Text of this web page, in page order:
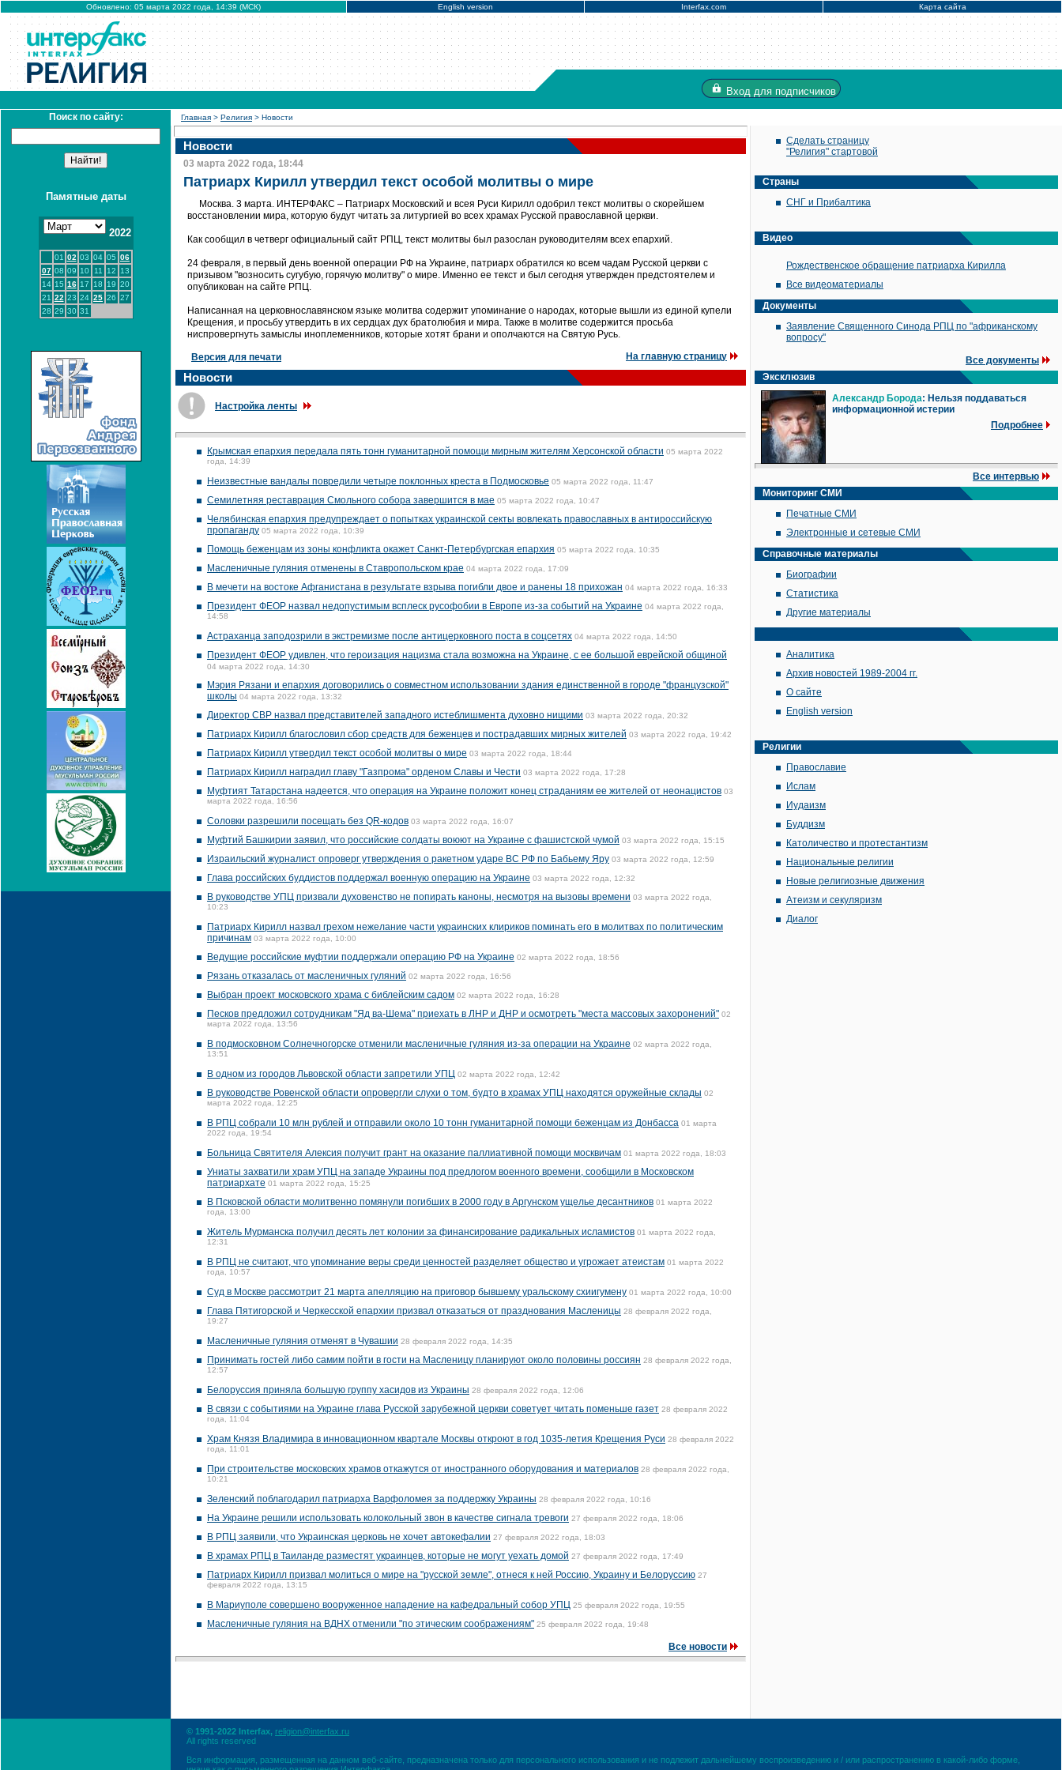
Обновлено: 05 марта 2022 года, 14:39 (МСК) English version Interfax.com Карта сайта
Вход для подписчиков
Поиск по сайту:
Памятные даты
2022
01 02 03 04 05 06
07 08 09 10 11 12
13
14 15 16 17 18 19 20
21 22 23 24 25 26 27
28 29 30 31
Главная > Религия > Новости
Новости
03 марта 2022 года, 18:44
Патриарх Кирилл утвердил текст особой молитвы о мире
Москва. 3 марта. ИНТЕРФАКС – Патриарх Московский и всея Руси Кирилл одобрил текст молитвы о скорейшем
восстановлении мира, которую будут читать за литургией во всех храмах Русской православной церкви.
Как сообщил в четверг официальный сайт РПЦ, текст молитвы был разослан руководителям всех епархий.
24 февраля, в первый день военной операции РФ на Украине, патриарх обратился ко всем чадам Русской церкви с
призывом "возносить сугубую, горячую молитву" о мире. Именно ее текст и был сегодня утвержден предстоятелем и
опубликован на сайте РПЦ.
Написанная на церковнославянском языке молитва содержит упоминание о народах, которые вышли из единой купели
Крещения, и просьбу утвердить в их сердцах дух братолюбия и мира. Также в молитве содержится просьба
ниспровергнуть замыслы иноплеменников, которые хотят брани и ополчаются на Святую Русь.
Версия для печати На главную страницу
Новости
Настройка ленты
Крымская епархия передала пять тонн гуманитарной помощи мирным жителям Херсонской области 05 марта 2022
года, 14:39
Неизвестные вандалы повредили четыре поклонных креста в Подмосковье 05 марта 2022 года, 11:47
Семилетняя реставрация Смольного собора завершится в мае 05 марта 2022 года, 10:47
Челябинская епархия предупреждает о попытках украинской секты вовлекать православных в антироссийскую
пропаганду 05 марта 2022 года, 10:39
Помощь беженцам из зоны конфликта окажет Санкт-Петербургская епархия 05 марта 2022 года, 10:35
Масленичные гуляния отменены в Ставропольском крае 04 марта 2022 года, 17:09
В мечети на востоке Афганистана в результате взрыва погибли двое и ранены 18 прихожан 04 марта 2022 года, 16:33
Президент ФЕОР назвал недопустимым всплеск русофобии в Европе из-за событий на Украине 04 марта 2022 года,
14:58
Астраханца заподозрили в экстремизме после антицерковного поста в соцсетях 04 марта 2022 года, 14:50
Президент ФЕОР удивлен, что героизация нацизма стала возможна на Украине, с ее большой еврейской общиной
04 марта 2022 года, 14:30
Мэрия Рязани и епархия договорились о совместном использовании здания единственной в городе "французской"
школы 04 марта 2022 года, 13:32
Директор СВР назвал представителей западного истеблишмента духовно нищими 03 марта 2022 года, 20:32
Патриарх Кирилл благословил сбор средств для беженцев и пострадавших мирных жителей 03 марта 2022 года, 19:42
Патриарх Кирилл утвердил текст особой молитвы о мире 03 марта 2022 года, 18:44
Патриарх Кирилл наградил главу "Газпрома" орденом Славы и Чести 03 марта 2022 года, 17:28
Муфтият Татарстана надеется, что операция на Украине положит конец страданиям ее жителей от неонацистов 03
марта 2022 года, 16:56
Соловки разрешили посещать без QR-кодов 03 марта 2022 года, 16:07
Муфтий Башкирии заявил, что российские солдаты воюют на Украине с фашистской чумой 03 марта 2022 года, 15:15
Израильский журналист опроверг утверждения о ракетном ударе ВС РФ по Бабьему Яру 03 марта 2022 года, 12:59
Глава российских буддистов поддержал военную операцию на Украине 03 марта 2022 года, 12:32
В руководстве УПЦ призвали духовенство не попирать каноны, несмотря на вызовы времени 03 марта 2022 года,
10:23
Патриарх Кирилл назвал грехом нежелание части украинских клириков поминать его в молитвах по политическим
причинам 03 марта 2022 года, 10:00
Ведущие российские муфтии поддержали операцию РФ на Украине 02 марта 2022 года, 18:56
Рязань отказалась от масленичных гуляний 02 марта 2022 года, 16:56
Выбран проект московского храма с библейским садом 02 марта 2022 года, 16:28
Песков предложил сотрудникам "Яд ва-Шема" приехать в ЛНР и ДНР и осмотреть "места массовых захоронений" 02
марта 2022 года, 13:56
В подмосковном Солнечногорске отменили масленичные гуляния из-за операции на Украине 02 марта 2022 года,
13:51
В одном из городов Львовской области запретили УПЦ 02 марта 2022 года, 12:42
В руководстве Ровенской области опровергли слухи о том, будто в храмах УПЦ находятся оружейные склады 02
марта 2022 года, 12:25
В РПЦ собрали 10 млн рублей и отправили около 10 тонн гуманитарной помощи беженцам из Донбасса 01 марта
2022 года, 19:54
Больница Святителя Алексия получит грант на оказание паллиативной помощи москвичам 01 марта 2022 года, 18:03
Униаты захватили храм УПЦ на западе Украины под предлогом военного времени, сообщили в Московском
патриархате 01 марта 2022 года, 15:25
В Псковской области молитвенно помянули погибших в 2000 году в Аргунском ущелье десантников 01 марта 2022
года, 13:00
Житель Мурманска получил десять лет колонии за финансирование радикальных исламистов 01 марта 2022 года,
12:31
В РПЦ не считают, что упоминание веры среди ценностей разделяет общество и угрожает атеистам 01 марта 2022
года, 10:57
Суд в Москве рассмотрит 21 марта апелляцию на приговор бывшему уральскому схиигумену 01 марта 2022 года, 10:00
Глава Пятигорской и Черкесской епархии призвал отказаться от празднования Масленицы 28 февраля 2022 года,
19:27
Масленичные гуляния отменят в Чувашии 28 февраля 2022 года, 14:35
Принимать гостей либо самим пойти в гости на Масленицу планируют около половины россиян 28 февраля 2022 года,
12:57
Белоруссия приняла большую группу хасидов из Украины 28 февраля 2022 года, 12:06
В связи с событиями на Украине глава Русской зарубежной церкви советует читать поменьше газет 28 февраля 2022
года, 11:04
Храм Князя Владимира в инновационном квартале Москвы откроют в год 1035-летия Крещения Руси 28 февраля 2022
года, 11:01
При строительстве московских храмов откажутся от иностранного оборудования и материалов 28 февраля 2022 года,
10:21
Зеленский поблагодарил патриарха Варфоломея за поддержку Украины 28 февраля 2022 года, 10:16
На Украине решили использовать колокольный звон в качестве сигнала тревоги 27 февраля 2022 года, 18:06
В РПЦ заявили, что Украинская церковь не хочет автокефалии 27 февраля 2022 года, 18:03
В храмах РПЦ в Таиланде разместят украинцев, которые не могут уехать домой 27 февраля 2022 года, 17:49
Патриарх Кирилл призвал молиться о мире на "русской земле", отнеся к ней Россию, Украину и Белоруссию 27
февраля 2022 года, 13:15
В Мариуполе совершено вооруженное нападение на кафедральный собор УПЦ 25 февраля 2022 года, 19:55
Масленичные гуляния на ВДНХ отменили "по этическим соображениям" 25 февраля 2022 года, 19:48
Все новости
Сделать страницу
"Религия" стартовой
Страны
СНГ и Прибалтика
Видео
Рождественское обращение патриарха Кирилла
Все видеоматериалы
Документы
Заявление Священного Синода РПЦ по "африканскому
вопросу"
Все документы
Эксклюзив
Александр Борода: Нельзя поддаваться
информационной истерии
Подробнее
Все интервью
Мониторинг СМИ
Печатные СМИ
Электронные и сетевые СМИ
Справочные материалы
Биографии
Статистика
Другие материалы
Аналитика
Архив новостей 1989-2004 гг.
О сайте
English version
Религии
Православие
Ислам
Иудаизм
Буддизм
Католичество и протестантизм
Национальные религии
Новые религиозные движения
Атеизм и секуляризм
Диалог
© 1991-2022 Interfax, religion@interfax.ru
All rights reserved
Вся информация, размещенная на данном веб-сайте, предназначена только для персонального использования и не подлежит дальнейшему воспроизведению и / или распространению в какой-либо форме,